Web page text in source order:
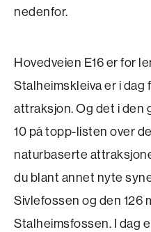
nedenfor.
Hovedveien E16 er for
Stalheimskleiva er i dag
attraksjon. Og det i den
10 på topp-listen over
naturbaserte
du blant annet nyte
Sivlefossen og den 126
Stalheimsfossen. I dag